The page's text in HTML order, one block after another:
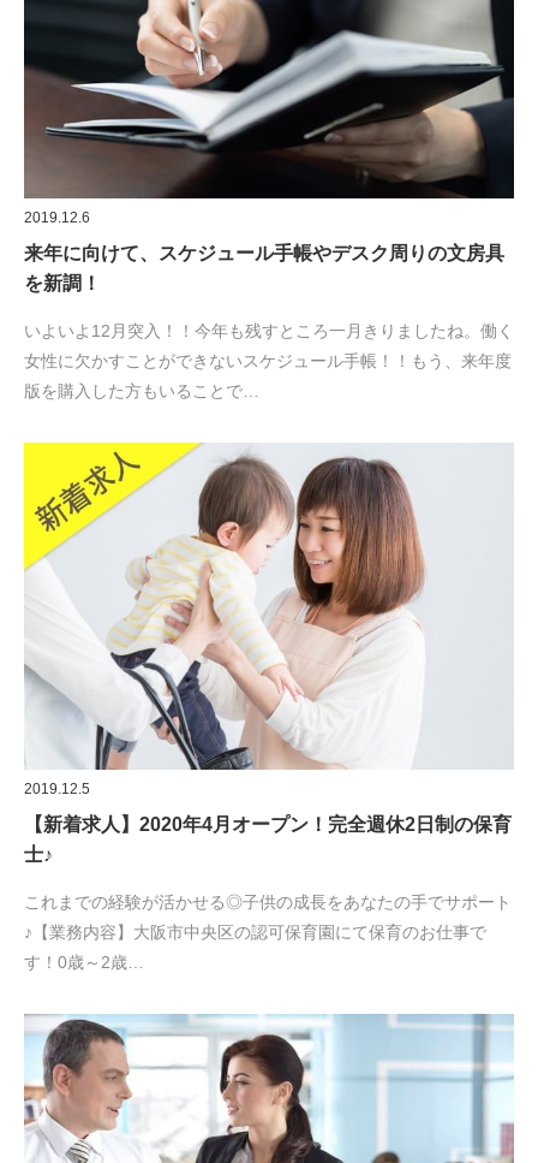
2019.12.6
来年に向けて、スケジュール手帳やデスク周りの文房具
を新調！
いよいよ12月突入！！今年も残すところ一月きりましたね。働く
女性に欠かすことができないスケジュール手帳！！もう、来年度
版を購入した方もいることで…
2019.12.5
【新着求人】2020年4月オープン！完全週休2日制の保育
士♪
これまでの経験が活かせる◎子供の成長をあなたの手でサポート
♪【業務内容】大阪市中央区の認可保育園にて保育のお仕事で
す！0歳～2歳…